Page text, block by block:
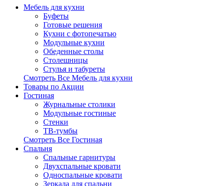
Мебель для кухни
Буфеты
Готовые решения
Кухни с фотопечатью
Модульные кухни
Обеденные столы
Столешницы
Стулья и табуреты
Смотреть Все Мебель для кухни
Товары по Акции
Гостиная
Журнальные столики
Модульные гостиные
Стенки
ТВ-тумбы
Смотреть Все Гостиная
Спальня
Спальные гарнитуры
Двухспальные кровати
Односпальные кровати
Зеркала для спальни